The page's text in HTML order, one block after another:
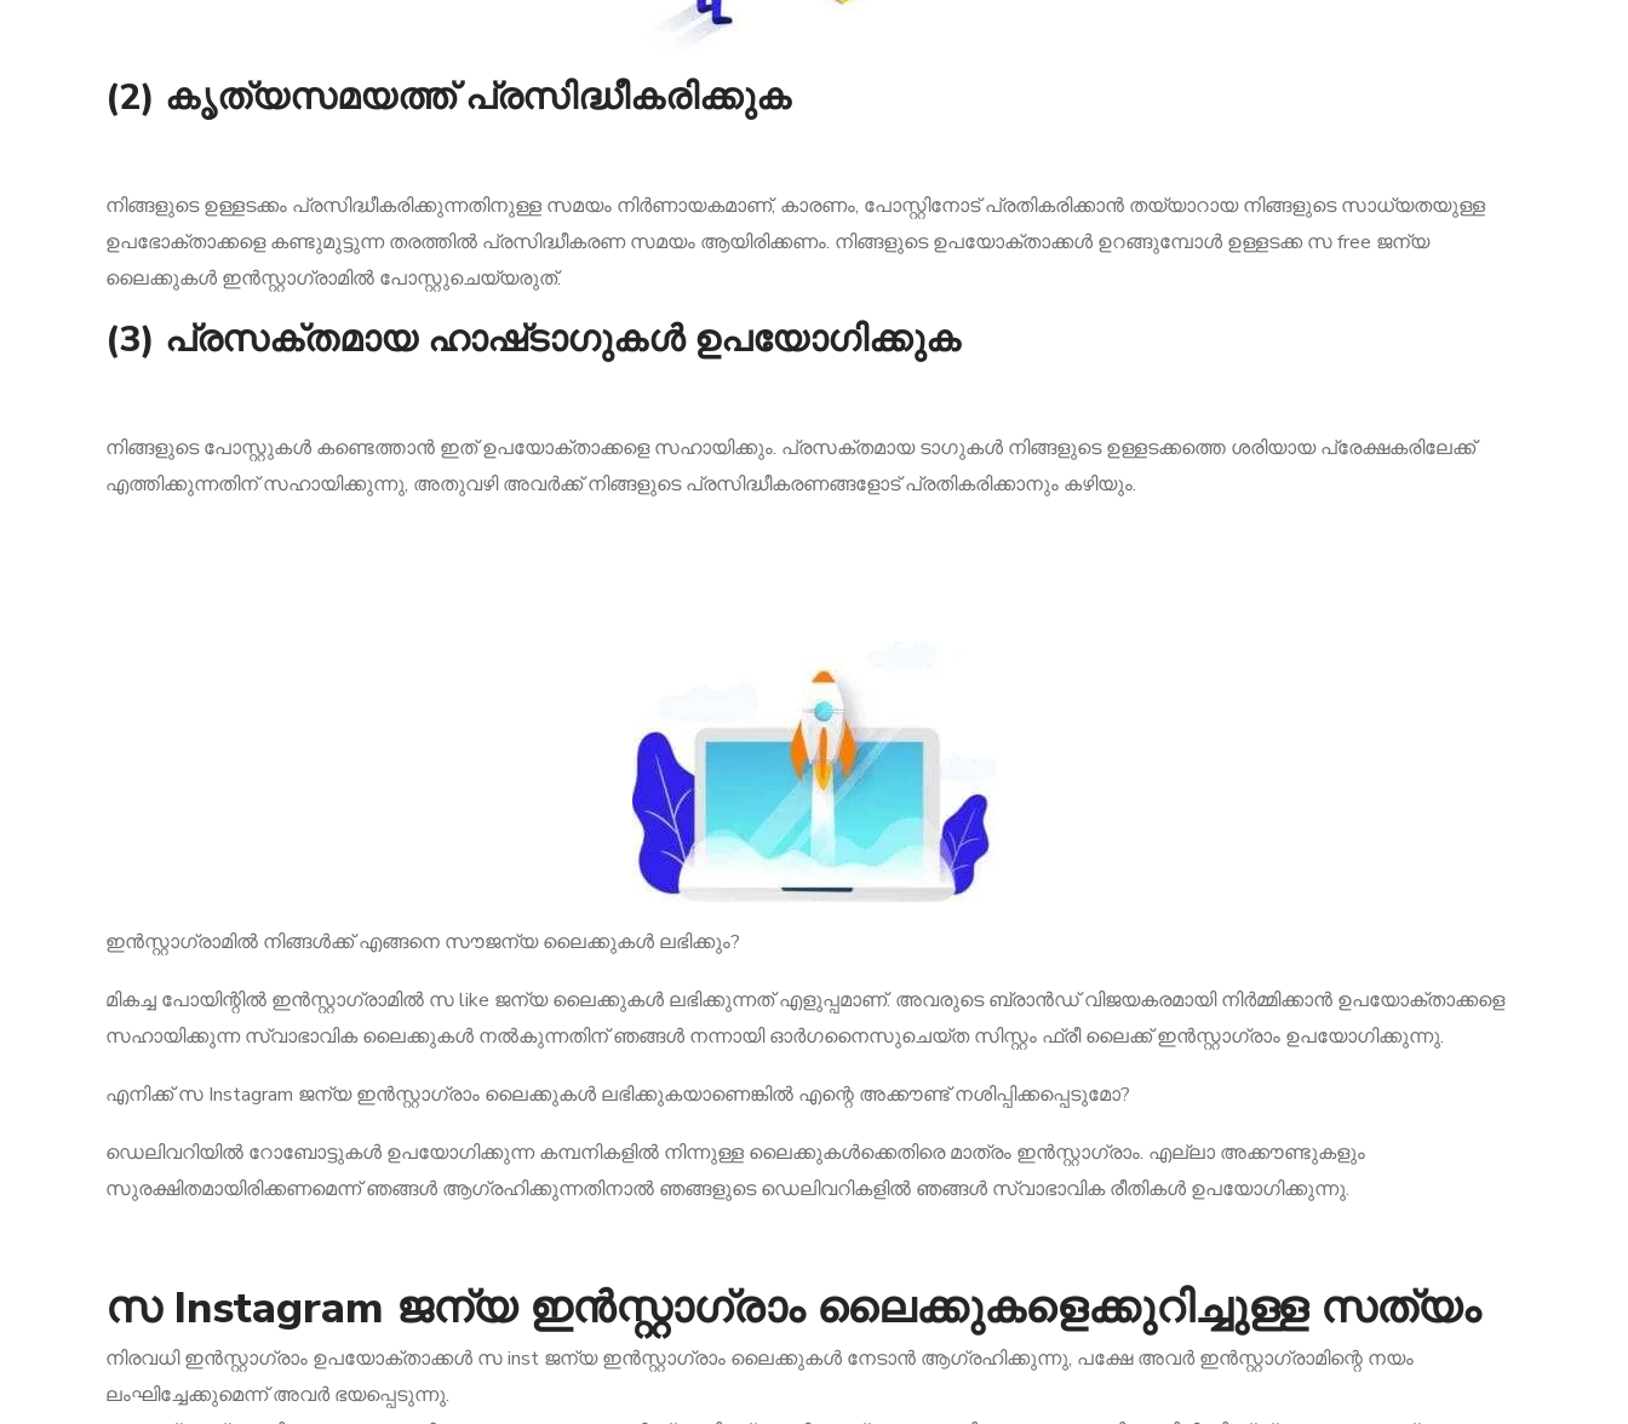
(2) കൃത്യസമയത്ത് പ്രസിദ്ധീകരിക്കുക
നിങ്ങളുടെ ഉള്ളടക്കം പ്രസിദ്ധീകരിക്കുന്നതിനുള്ള സമയം നിർണായകമാണ്, കാരണം, പോസ്റ്റിനോട് പ്രതികരിക്കാൻ തയ്യാറായ നിങ്ങളുടെ സാധ്യതയുള്ള
ഉപഭോക്താക്കളെ കണ്ടുമുട്ടുന്ന തരത്തിൽ പ്രസിദ്ധീകരണ സമയം ആയിരിക്കണം. നിങ്ങളുടെ ഉപയോക്താക്കൾ ഉറങ്ങുമ്പോൾ ഉള്ളടക്ക സ free ജന്യ
ലൈക്കുകൾ ഇൻസ്റ്റാഗ്രാമിൽ പോസ്റ്റുചെയ്യരുത്.
(3) പ്രസക്തമായ ഹാഷ്‌ടാഗുകൾ ഉപയോഗിക്കുക
നിങ്ങളുടെ പോസ്റ്റുകൾ കണ്ടെത്താൻ ഇത് ഉപയോക്താക്കളെ സഹായിക്കും. പ്രസക്തമായ ടാഗുകൾ‌ നിങ്ങളുടെ ഉള്ളടക്കത്തെ ശരിയായ പ്രേക്ഷകരിലേക്ക്
എത്തിക്കുന്നതിന് സഹായിക്കുന്നു, അതുവഴി അവർക്ക് നിങ്ങളുടെ പ്രസിദ്ധീകരണങ്ങളോട് പ്രതികരിക്കാനും കഴിയും.
ഇൻസ്റ്റാഗ്രാമിൽ നിങ്ങൾക്ക് എങ്ങനെ സൗജന്യ ലൈക്കുകൾ ലഭിക്കും?
മികച്ച പോയിന്റിൽ ഇൻസ്റ്റാഗ്രാമിൽ സ like ജന്യ ലൈക്കുകൾ ലഭിക്കുന്നത് എളുപ്പമാണ്. അവരുടെ ബ്രാൻഡ് വിജയകരമായി നിർമ്മിക്കാൻ ഉപയോക്താക്കളെ
സഹായിക്കുന്ന സ്വാഭാവിക ലൈക്കുകൾ നൽകുന്നതിന് ഞങ്ങൾ നന്നായി ഓർഗനൈസുചെയ്‌ത സിസ്റ്റം ഫ്രീ ലൈക്ക് ഇൻസ്റ്റാഗ്രാം ഉപയോഗിക്കുന്നു.
എനിക്ക് സ Instagram ജന്യ ഇൻസ്റ്റാഗ്രാം ലൈക്കുകൾ ലഭിക്കുകയാണെങ്കിൽ എന്റെ അക്കൗണ്ട് നശിപ്പിക്കപ്പെടുമോ?
ഡെലിവറിയിൽ റോബോട്ടുകൾ ഉപയോഗിക്കുന്ന കമ്പനികളിൽ നിന്നുള്ള ലൈക്കുകൾക്കെതിരെ മാത്രം ഇൻസ്റ്റാഗ്രാം. എല്ലാ അക്കൗണ്ടുകളും
സുരക്ഷിതമായിരിക്കണമെന്ന് ഞങ്ങൾ ആഗ്രഹിക്കുന്നതിനാൽ ഞങ്ങളുടെ ഡെലിവറികളിൽ ഞങ്ങൾ സ്വാഭാവിക രീതികൾ ഉപയോഗിക്കുന്നു.
സ Instagram ജന്യ ഇൻസ്റ്റാഗ്രാം ലൈക്കുകളെക്കുറിച്ചുള്ള സത്യം
നിരവധി ഇൻസ്റ്റാഗ്രാം ഉപയോക്താക്കൾ സ inst ജന്യ ഇൻസ്റ്റാഗ്രാം ലൈക്കുകൾ നേടാൻ ആഗ്രഹിക്കുന്നു, പക്ഷേ അവർ ഇൻസ്റ്റാഗ്രാമിന്റെ നയം
ലംഘിച്ചേക്കുമെന്ന് അവർ ഭയപ്പെടുന്നു.